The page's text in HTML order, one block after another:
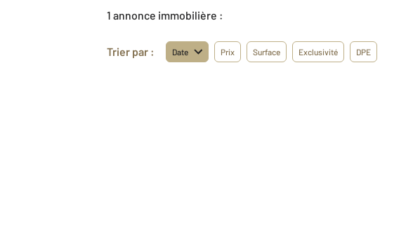
1 annonce immobilière :
Trier par : Date Prix Surface Exclusivité DPE